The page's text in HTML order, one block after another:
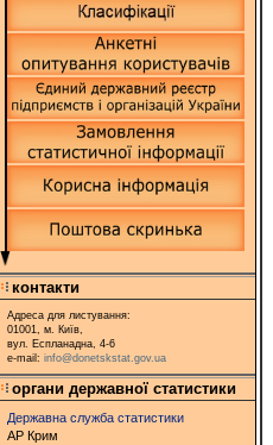
контакти
Адреса для листування:
01001, м. Київ,
вул. Еспланадна, 4-6
e-mail: info@donetskstat.gov.ua
органи державної статистики
Державна служба статистики
АР Крим